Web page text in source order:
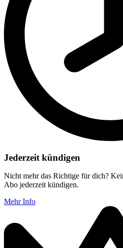
Jederzeit kündigen
Nicht mehr das Richtige für dich?
Abo jederzeit kündigen.
Mehr Info